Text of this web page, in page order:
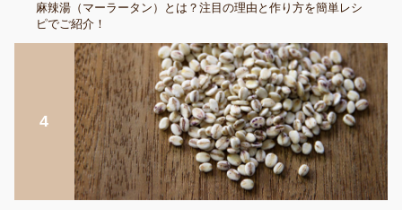
麻辣湯（マーラータン）とは？注目の理由と作り方を簡単レシ
ピでご紹介！